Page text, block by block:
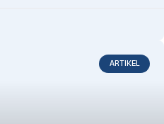
ARTIKEL